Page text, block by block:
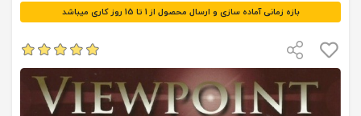
بازه زمانی آماده سازی و ارسال محصول از 1 تا 15 روز کاری میباشد